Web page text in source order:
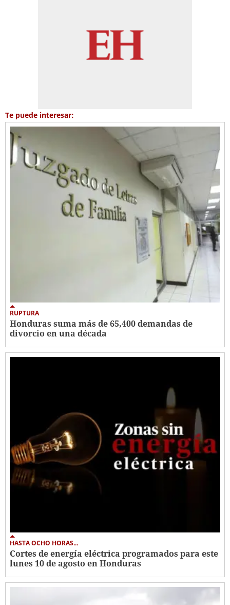
Te puede interesar:
RUPTURA
Honduras suma más de 65,400 demandas de
divorcio en una década
HASTA OCHO HORAS...
Cortes de energía eléctrica programados para este
lunes 10 de agosto en Honduras